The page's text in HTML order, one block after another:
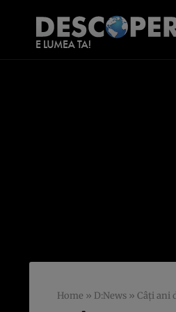
Home » D:News » Câți ani